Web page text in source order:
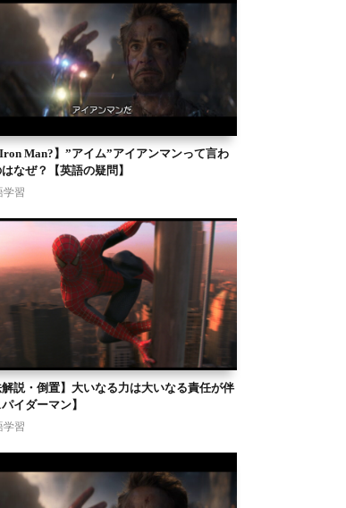
Iron Man?】”アイム”アイアンマンって言わ
なぜ？【英語の疑問】
学習
解説・倒置】大いなる力は大いなる責任が伴
イダーマン】
学習